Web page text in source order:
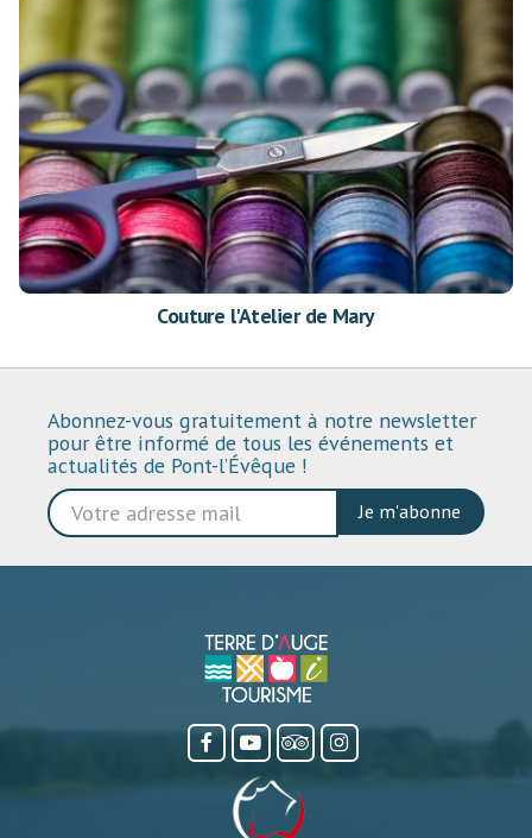
Couture l'Atelier de Mary
Abonnez-vous gratuitement à notre newsletter
pour être informé de tous les événements et
actualités de Pont-l’Évêque !
Je m'abonne